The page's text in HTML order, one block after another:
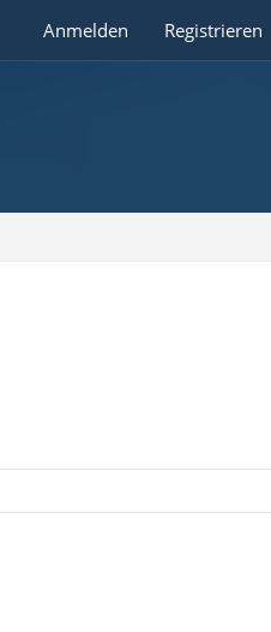
Anmelden Registrieren